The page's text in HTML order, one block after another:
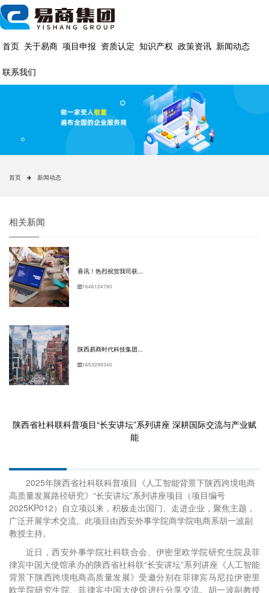
首页 关于易商 项目申报 资质认定 知识产权 政策资讯 新闻动态
联系我们
首页 新闻动态
陕西省社科联科普项目“长安讲坛”系列讲座 深耕国际交流与产业赋
能
2025年陕西省社科联科普项目《人工智能背景下陕西跨境电商
高质量发展路径研究》“长安讲坛”系列讲座项目（项目编号
2025KP012）自立项以来，积极走出国门、走进企业，聚焦主题，
广泛开展学术交流。此项目由西安外事学院商学院电商系胡一波副
教授主持。
近日，西安外事学院社科联合会、伊密里欧学院研究生院及菲
律宾中国大使馆承办的陕西省社科联“长安讲坛”系列讲座《人工智能
背景下陕西跨境电商高质量发展》受邀分别在菲律宾马尼拉伊密里
欧学院研究生院、菲律宾中国大使馆进行分享交流。胡一波副教授
相关新闻
喜讯！热烈祝贺我司获...
1646124780
陕西易商时代科技集团...
1653299340